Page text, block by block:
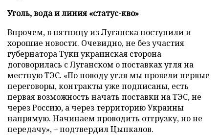
Уголь, вода и линия «статус-кво»
Впрочем, в пятницу из Луганска поступили и
хорошие новости. Очевидно, не без участия
губернатора Туки украинская сторона
договорилась с Луганском о поставках угля на
местную ТЭС. «По поводу угля мы провели первые
переговоры, контракты уже подписаны, есть
первая возможность начать поставки на ТЭС, не
через Россию, а через территорию Украины
напрямую. Начинаем проводить отгрузку, но не
передачу», – подтвердил Цыпкалов.